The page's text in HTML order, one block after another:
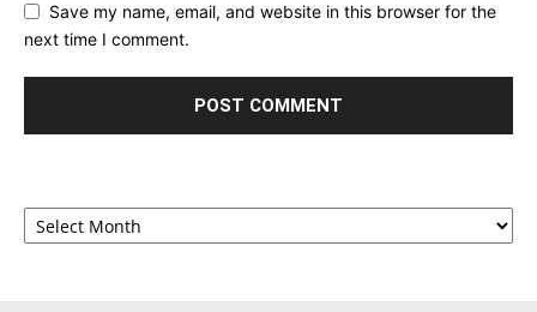
Save my name, email, and website in this browser for the
next time I comment.
Archives